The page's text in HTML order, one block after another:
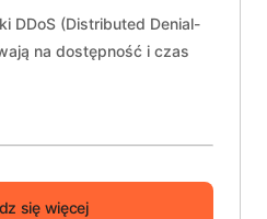
DDoS (Distributed Denial-
na dostępność i czas
się więcej